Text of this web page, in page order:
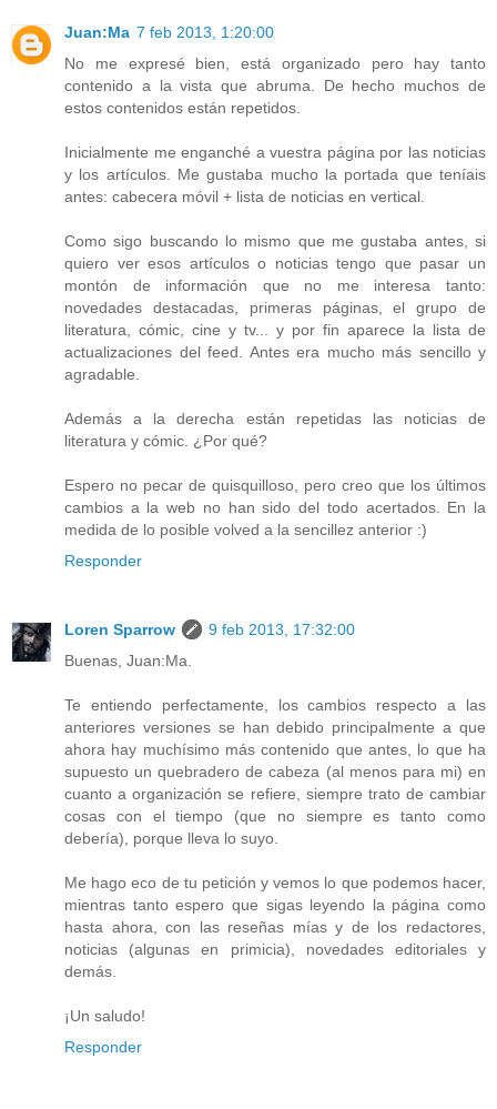
Juan:Ma 7 feb 2013, 1:20:00
No me expresé bien, está organizado pero hay tanto
contenido a la vista que abruma. De hecho muchos de
estos contenidos están repetidos.
Inicialmente me enganché a vuestra página por las noticias
y los artículos. Me gustaba mucho la portada que teníais
antes: cabecera móvil + lista de noticias en vertical.
Como sigo buscando lo mismo que me gustaba antes, si
quiero ver esos artículos o noticias tengo que pasar un
montón de información que no me interesa tanto:
novedades destacadas, primeras páginas, el grupo de
literatura, cómic, cine y tv... y por fin aparece la lista de
actualizaciones del feed. Antes era mucho más sencillo y
agradable.
Además a la derecha están repetidas las noticias de
literatura y cómic. ¿Por qué?
Espero no pecar de quisquilloso, pero creo que los últimos
cambios a la web no han sido del todo acertados. En la
medida de lo posible volved a la sencillez anterior :)
Responder
Loren Sparrow
9 feb 2013, 17:32:00
Buenas, Juan:Ma.
Te entiendo perfectamente, los cambios respecto a las
anteriores versiones se han debido principalmente a que
ahora hay muchísimo más contenido que antes, lo que ha
supuesto un quebradero de cabeza (al menos para mi) en
cuanto a organización se refiere, siempre trato de cambiar
cosas con el tiempo (que no siempre es tanto como
debería), porque lleva lo suyo.
Me hago eco de tu petición y vemos lo que podemos hacer,
mientras tanto espero que sigas leyendo la página como
hasta ahora, con las reseñas mías y de los redactores,
noticias (algunas en primicia), novedades editoriales y
demás.
¡Un saludo!
Responder